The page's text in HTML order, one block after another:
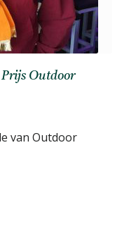
Outdoor
van Outdoor